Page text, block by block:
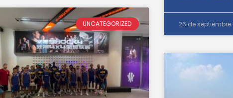
26 de septiembre
UNCATEGORIZED